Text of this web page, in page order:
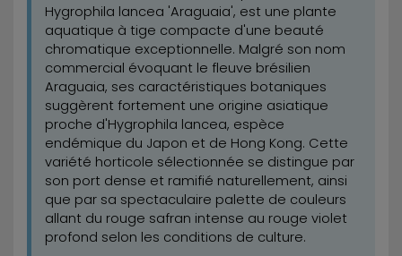
Hygrophila lancea 'Araguaia', est une plante
aquatique à tige compacte d'une beauté
chromatique exceptionnelle. Malgré son nom
commercial évoquant le fleuve brésilien
Araguaia, ses caractéristiques botaniques
suggèrent fortement une origine asiatique
proche d'Hygrophila lancea, espèce
endémique du Japon et de Hong Kong. Cette
variété horticole sélectionnée se distingue par
son port dense et ramifié naturellement, ainsi
que par sa spectaculaire palette de couleurs
allant du rouge safran intense au rouge violet
profond selon les conditions de culture.